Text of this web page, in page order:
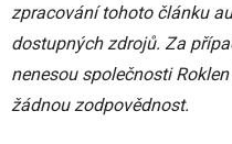
zpracování tohoto článku
dostupných zdrojů. Za
nenesou společnosti
žádnou zodpovědnost.